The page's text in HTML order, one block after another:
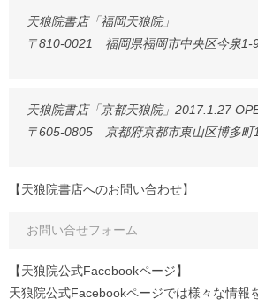
天狼院書店「福岡天狼院」
〒810-0021 福岡県福岡市中央区今泉1-
天狼院書店「京都天狼院」2017.1.27
〒605-0805 京都府京都市東山区博多町
【天狼院書店へのお問い合わせ】
お問い合せフォーム
【天狼院公式Facebookページ】
天狼院公式Facebookページでは様々な情報